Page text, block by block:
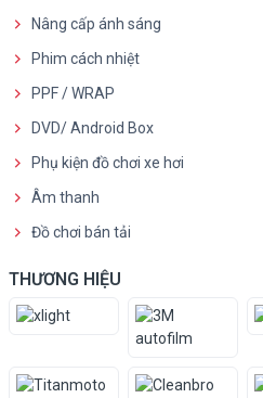
Nâng cấp ánh sáng
Phim cách nhiệt
PPF / WRAP
DVD/ Android Box
Phụ kiện đồ chơi xe hơi
Âm thanh
Đồ chơi bán tải
THƯƠNG HIỆU